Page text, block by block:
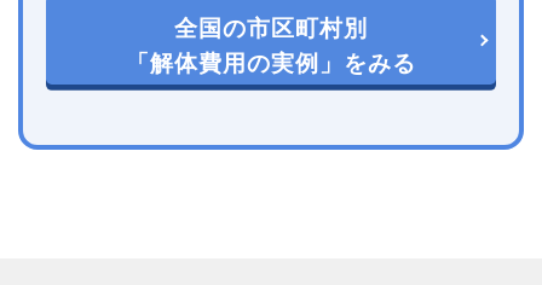
全国の市区町村別
「解体費用の実例」をみる